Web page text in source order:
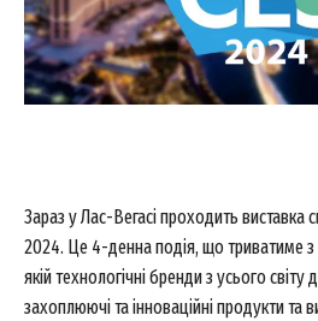
Зараз у Лас-Вегасі проходить виставка
2024. Це 4-денна подія, що триватиме з
якій технологічні бренди з усього
захоплюючі та інноваційні продукти та